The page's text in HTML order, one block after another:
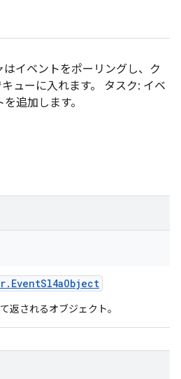
イベントをポーリングし、ク
ューに入れます。 タスク: イベ
追加します。
. EventSl4aObject
返されるオブジェクト。